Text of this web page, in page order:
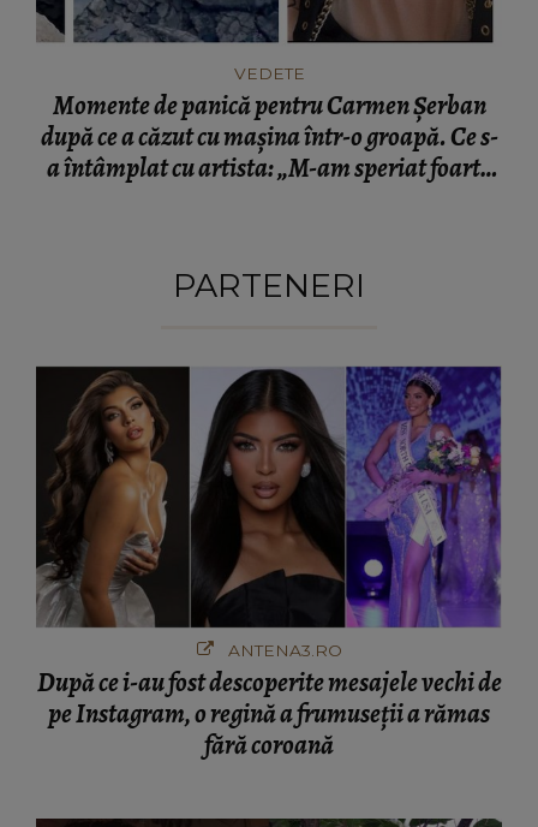
VEDETE
Momente de panică pentru Carmen Șerban
după ce a căzut cu mașina într-o groapă. Ce s-
a întâmplat cu artista: „M-am speriat foarte
PARTENERI
ANTENA3.RO
După ce i-au fost descoperite mesajele vechi de
pe Instagram, o regină a frumuseții a rămas
fără coroană